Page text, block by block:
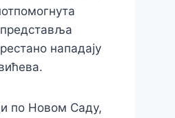
нападају
по Новом Саду,